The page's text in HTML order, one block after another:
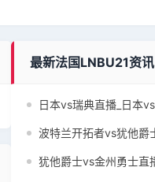
最新法国LNBU21资讯